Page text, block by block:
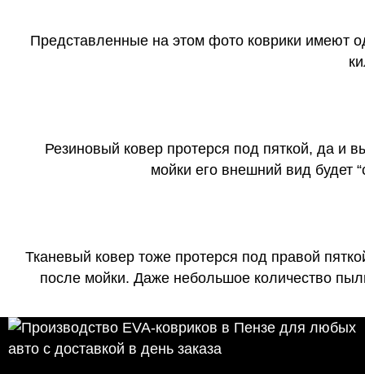
Представленные на этом фото коврики имеют
Резиновый ковер протерся под пяткой, да и
мойки его внешний вид будет
Тканевый ковер тоже протерся под правой
после мойки. Даже небольшое количество